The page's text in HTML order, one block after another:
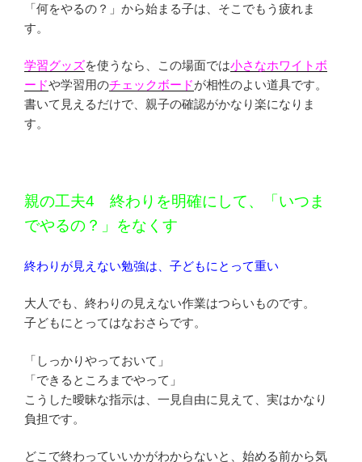
「何をやるの？」から始まる子は、そこでもう疲れま
す。
学習グッズを使うなら、この場面では小さなホワイトボ
ードや学習用のチェックボードが相性のよい道具です。
書いて見えるだけで、親子の確認がかなり楽になりま
す。
親の工夫4 終わりを明確にして、「いつま
でやるの？」をなくす
終わりが見えない勉強は、子どもにとって重い
大人でも、終わりの見えない作業はつらいものです。
子どもにとってはなおさらです。
「しっかりやっておいて」
「できるところまでやって」
こうした曖昧な指示は、一見自由に見えて、実はかなり
負担です。
どこで終わっていいかがわからないと、始める前から気